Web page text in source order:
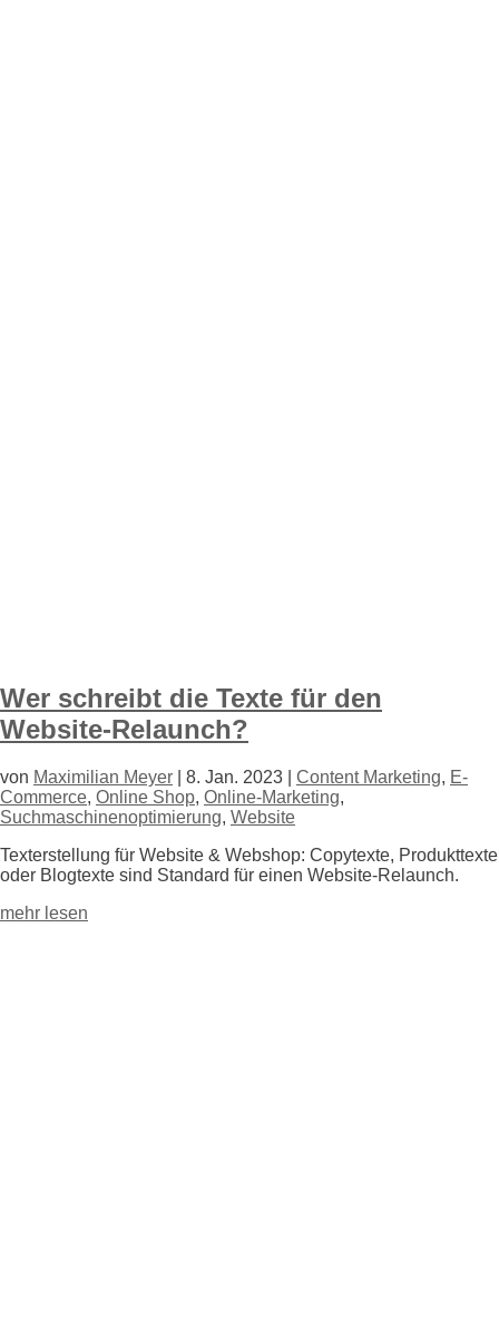
Wer schreibt die Texte für den
Website-Relaunch?
von Maximilian Meyer 8. Jan. 2023 Content Marketing, E-
Commerce, Online Shop, Online-Marketing,
Suchmaschinenoptimierung, Website
Texterstellung für Website & Webshop: Copytexte, Produkttexte
oder Blogtexte sind Standard für einen Website-Relaunch.
mehr lesen